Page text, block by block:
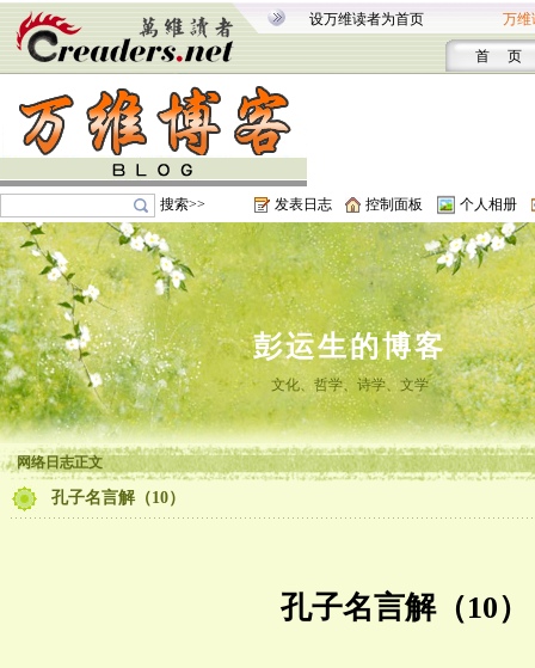
设万维读者为首页 万维
首 页
搜索>> 发表日志 控制面板 个人相册
彭运生的博客
文化、哲学、诗学、文学
网络日志正文
孔子名言解（10）
孔子名言解（10）